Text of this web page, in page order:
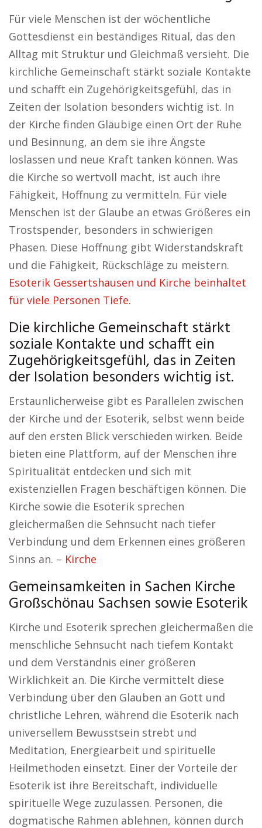
Für viele Menschen ist der wöchentliche
Gottesdienst ein beständiges Ritual, das den
Alltag mit Struktur und Gleichmaß versieht. Die
kirchliche Gemeinschaft stärkt soziale Kontakte
und schafft ein Zugehörigkeitsgefühl, das in
Zeiten der Isolation besonders wichtig ist. In
der Kirche finden Gläubige einen Ort der Ruhe
und Besinnung, an dem sie ihre Ängste
loslassen und neue Kraft tanken können. Was
die Kirche so wertvoll macht, ist auch ihre
Fähigkeit, Hoffnung zu vermitteln. Für viele
Menschen ist der Glaube an etwas Größeres ein
Trostspender, besonders in schwierigen
Phasen. Diese Hoffnung gibt Widerstandskraft
und die Fähigkeit, Rückschläge zu meistern.
Esoterik Gessertshausen und Kirche beinhaltet
für viele Personen Tiefe.
Die kirchliche Gemeinschaft stärkt
soziale Kontakte und schafft ein
Zugehörigkeitsgefühl, das in Zeiten
der Isolation besonders wichtig ist.
Erstaunlicherweise gibt es Parallelen zwischen
der Kirche und der Esoterik, selbst wenn beide
auf den ersten Blick verschieden wirken. Beide
bieten eine Plattform, auf der Menschen ihre
Spiritualität entdecken und sich mit
existenziellen Fragen beschäftigen können. Die
Kirche sowie die Esoterik sprechen
gleichermaßen die Sehnsucht nach tiefer
Verbindung und dem Erkennen eines größeren
Sinns an. – Kirche
Gemeinsamkeiten in Sachen Kirche
Großschönau Sachsen sowie Esoterik
Kirche und Esoterik sprechen gleichermaßen die
menschliche Sehnsucht nach tiefem Kontakt
und dem Verständnis einer größeren
Wirklichkeit an. Die Kirche vermittelt diese
Verbindung über den Glauben an Gott und
christliche Lehren, während die Esoterik nach
universellem Bewusstsein strebt und
Meditation, Energiearbeit und spirituelle
Heilmethoden einsetzt. Einer der Vorteile der
Esoterik ist ihre Bereitschaft, individuelle
spirituelle Wege zuzulassen. Personen, die
dogmatische Rahmen ablehnen, können durch